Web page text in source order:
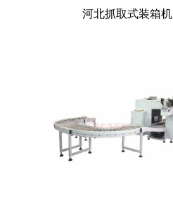
河北抓取式装箱机